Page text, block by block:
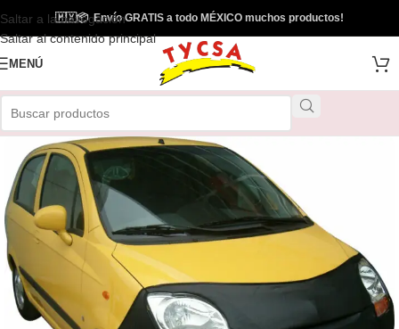
Saltar a la navegación
Saltar al contenido principal
🇲🇽📦Envío GRATIS a todo MÉXICO muchos productos!
MENÚ